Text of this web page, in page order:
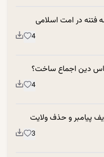
فتنه در امت اسلامی
4
دین اجماع ساخت؟
4
پیامبر و حذف ولایت
3